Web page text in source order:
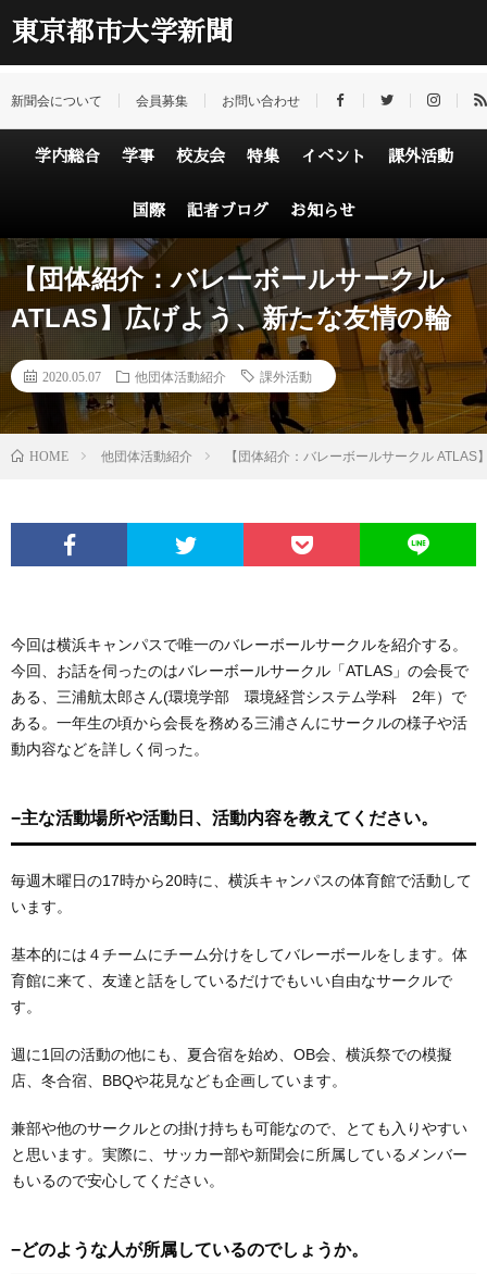
東京都市大学新聞
新聞会について 会員募集 お問い合わせ
学内総合 学事 校友会 特集 イベント 課外活動
国際 記者ブログ お知らせ
【団体紹介：バレーボールサークル
ATLAS】広げよう、新たな友情の輪
2020.05.07 他団体活動紹介 課外活動
HOME 他団体活動紹介 【団体紹介：バレーボールサークル ATLAS
今回は横浜キャンパスで唯一のバレーボールサークルを紹介する。
今回、お話を伺ったのはバレーボールサークル「ATLAS」の会長で
ある、三浦航太郎さん(環境学部 環境経営システム学科 2年）で
ある。一年生の頃から会長を務める三浦さんにサークルの様子や活
動内容などを詳しく伺った。
−主な活動場所や活動日、活動内容を教えてください。
毎週木曜日の17時から20時に、横浜キャンパスの体育館で活動して
います。
基本的には４チームにチーム分けをしてバレーボールをします。体
育館に来て、友達と話をしているだけでもいい自由なサークルで
す。
週に1回の活動の他にも、夏合宿を始め、OB会、横浜祭での模擬
店、冬合宿、BBQや花見なども企画しています。
兼部や他のサークルとの掛け持ちも可能なので、とても入りやすい
と思います。実際に、サッカー部や新聞会に所属しているメンバー
もいるので安心してください。
−どのような人が所属しているのでしょうか。